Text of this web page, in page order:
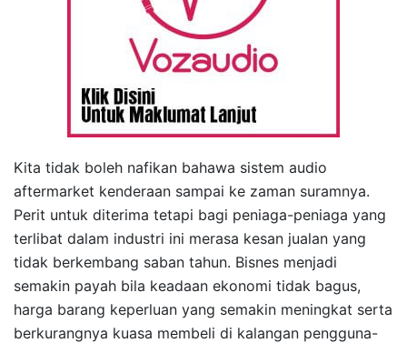
Kita tidak boleh nafikan bahawa sistem audio
aftermarket kenderaan sampai ke zaman suramnya.
Perit untuk diterima tetapi bagi peniaga-peniaga yang
terlibat dalam industri ini merasa kesan jualan yang
tidak berkembang saban tahun. Bisnes menjadi
semakin payah bila keadaan ekonomi tidak bagus,
harga barang keperluan yang semakin meningkat serta
berkurangnya kuasa membeli di kalangan pengguna-